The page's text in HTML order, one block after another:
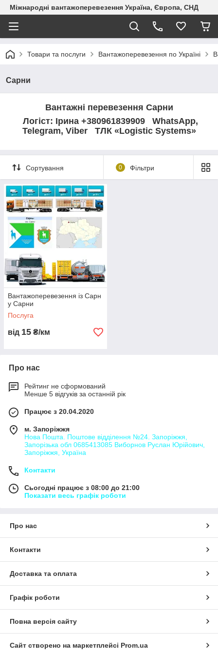
Міжнародні вантажоперевезення Україна, Європа, СНД
Товари та послуги Вантажоперевезення по Україні
Сарни
Вантажні перевезення Сарни
Логіст: Ірина +380961839909 WhatsApp,
Telegram, Viber ТЛК «Logistic Systems»
Сортування 0 Фільтри
Вантажоперевезення із Сарн
у Сарни
Послуга
від 15 ₴/км
Про нас
Рейтинг не сформований
Менше 5 відгуків за останній рік
Працює з 20.04.2020
м. Запоріжжя
Нова Пошта. Поштове відділення №24. Запоріжжя,
Запорізька обл 0685413085 Виборнов Руслан Юрійович,
Запоріжжя, Україна
Контакти
Сьогодні працює з 08:00 до 21:00
Показати весь графік роботи
Про нас
Контакти
Доставка та оплата
Графік роботи
Повна версія сайту
Сайт створено на маркетплейсі Prom.ua